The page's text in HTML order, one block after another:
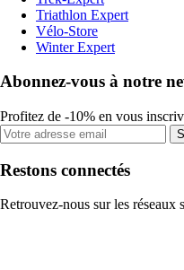
Triathlon Expert
Vélo-Store
Winter Expert
Abonnez-vous à notre
Profitez de -10% en vous
Restons connectés
Retrouvez-nous sur les réseaux